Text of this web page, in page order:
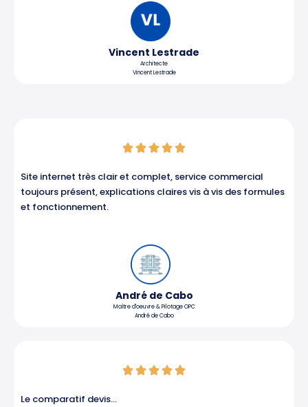
Vincent Lestrade
Architecte
Vincent Lestrade
5
5
Site internet très clair et complet, service commercial
toujours présent, explications claires vis à vis des formules
et fonctionnement.
André de Cabo
Maître d'oeuvre & Pilotage OPC
André de Cabo
5
Le comparatif devis…